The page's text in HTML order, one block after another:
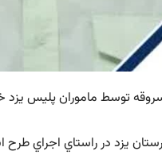
يزد در راستاي اجراي